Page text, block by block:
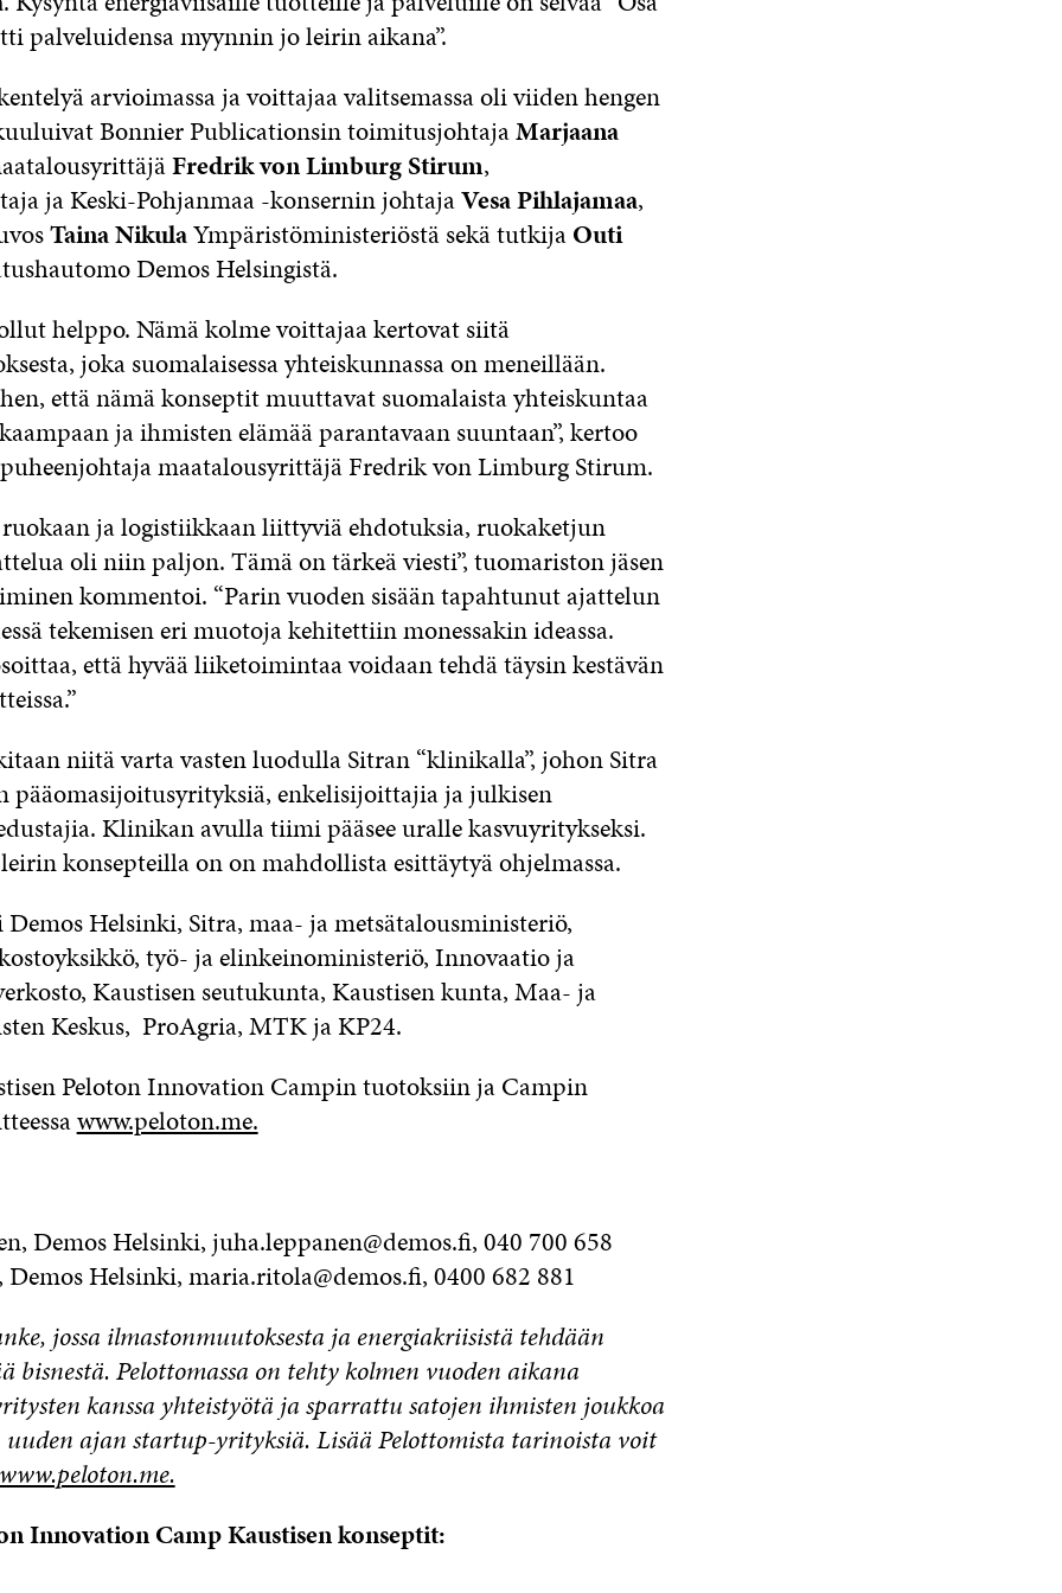
palveluidensa myynnin jo leirin aikana”.
arvioimassa ja voittajaa valitsemassa oli viiden hengen
Bonnier Publicationsin toimitusjohtajaMarjaana
Fredrik von Limburg Stirum,
ja Keski-Pohjanmaa -konsernin johtajaVesa Pihlajamaa,
Taina NikulaYmpäristöministeriöstä sekä tutkijaOuti
Demos Helsingistä.
helppo. Nämä kolme voittajaa kertovat siitä
joka suomalaisessa yhteiskunnassa on meneillään.
että nämä konseptit muuttavat suomalaista yhteiskuntaa
ja ihmisten elämää parantavaan suuntaan”, kertoo
maatalousyrittäjä Fredrik von Limburg Stirum.
ja logistiikkaan liittyviä ehdotuksia, ruokaketjun
oli niin paljon. Tämä on tärkeä viesti”, tuomariston jäsen
kommentoi. “Parin vuoden sisään tapahtunut ajattelun
tekemisen eri muotoja kehitettiin monessakin ideassa.
että hyvää liiketoimintaa voidaan tehdä täysin kestävän
niitä varta vasten luodulla Sitran “klinikalla”, johon Sitra
pääomasijoitusyrityksiä, enkelisijoittajia ja julkisen
Klinikan avulla tiimi pääsee uralle kasvuyritykseksi.
konsepteilla on on mahdollista esittäytyä ohjelmassa.
Helsinki, Sitra, maa- ja metsätalousministeriö,
työ- ja elinkeinoministeriö, Innovaatio ja
Kaustisen seutukunta, Kaustisen kunta, Maa- ja
Keskus, ProAgria, MTK ja KP24.
Peloton Innovation Campin tuotoksiin ja Campin
www.peloton.me.
Demos Helsinki, juha.leppanen@demos.fi, 040 700 658
Helsinki, maria.ritola@demos.fi, 0400 682 881
jossa ilmastonmuutoksesta ja energiakriisistä tehdään
bisnestä. Pelottomassa on tehty kolmen vuoden aikana
kanssa yhteistyötä ja sparrattu satojen ihmisten joukkoa
ajan startup-yrityksiä. Lisää Pelottomista tarinoista voit
Innovation Camp Kaustisen konseptit: